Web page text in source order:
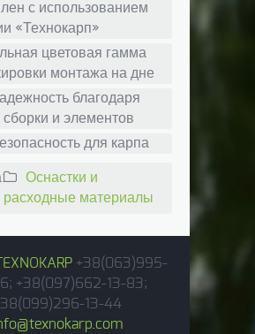
с использованием
«Технокарп»
цветовая гамма
монтажа на дне
благодаря
сборки и элементов
для карпа
Оснастки и
расходные материалы
TEXNOKARP+38(063)995-
+38(097)662-13-83;
13-44